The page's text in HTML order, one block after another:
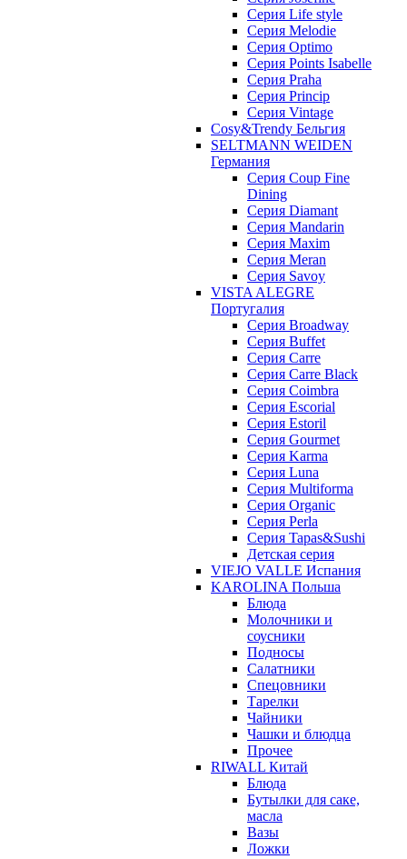
Серия Life style
Серия Melodie
Серия Optimo
Серия Points Isabelle
Серия Praha
Серия Princip
Серия Vintage
Cosy&Trendy Бельгия
SELTMANN WEIDEN
Германия
Cерия Coup Fine
Dining
Cерия Diamant
Cерия Mandarin
Cерия Maxim
Серия Meran
Серия Savoy
VISTA ALEGRE
Португалия
Серия Broadway
Серия Buffet
Серия Carre
Серия Carre Black
Серия Coimbra
Серия Escorial
Серия Estoril
Серия Gourmet
Серия Karma
Серия Luna
Серия Multiforma
Серия Organic
Серия Perla
Серия Tapas&Sushi
Детская серия
VIEJO VALLE Испания
KAROLINA Польша
Блюда
Молочники и
соусники
Подносы
Салатники
Спецовники
Тарелки
Чайники
Чашки и блюдца
Прочее
RIWALL Китай
Блюда
Бутылки для саке,
масла
Вазы
Ложки